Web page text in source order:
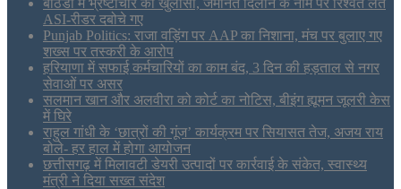
बठिंडा में भ्रष्टाचार का खुलासा, जमानत दिलाने के नाम पर रिश्वत लेते
ASI-रीडर दबोचे गए
Punjab Politics: राजा वड़िंग पर AAP का निशाना, मंच पर बुलाए गए
शख्स पर तस्करी के आरोप
हरियाणा में सफाई कर्मचारियों का काम बंद, 3 दिन की हड़ताल से नगर
सेवाओं पर असर
सलमान खान और अलवीरा को कोर्ट का नोटिस, बीइंग ह्यूमन जूलरी केस
में घिरे
राहुल गांधी के ‘छात्रों की गूंज’ कार्यक्रम पर सियासत तेज, अजय राय
बोले- हर हाल में होगा आयोजन
छत्तीसगढ़ में मिलावटी डेयरी उत्पादों पर कार्रवाई के संकेत, स्वास्थ्य
मंत्री ने दिया सख्त संदेश